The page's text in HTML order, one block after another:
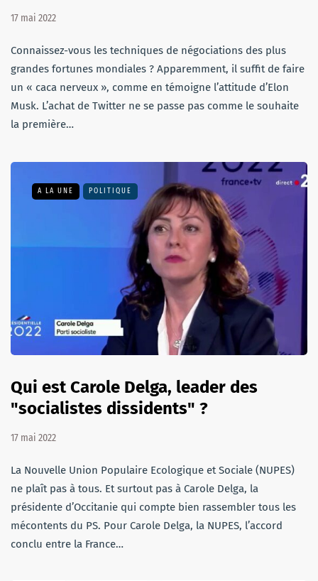
17 mai 2022
Connaissez-vous les techniques de négociations des plus
grandes fortunes mondiales ? Apparemment, il suffit de faire
un « caca nerveux », comme en témoigne l’attitude d’Elon
Musk. L’achat de Twitter ne se passe pas comme le souhaite
la première…
A LA UNE POLITIQUE
Qui est Carole Delga, leader des
"socialistes dissidents" ?
17 mai 2022
La Nouvelle Union Populaire Ecologique et Sociale (NUPES)
ne plaît pas à tous. Et surtout pas à Carole Delga, la
présidente d’Occitanie qui compte bien rassembler tous les
mécontents du PS. Pour Carole Delga, la NUPES, l’accord
conclu entre la France…